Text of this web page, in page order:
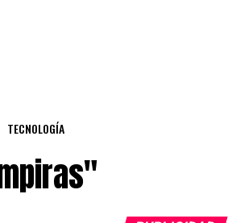
TECNOLOGÍA